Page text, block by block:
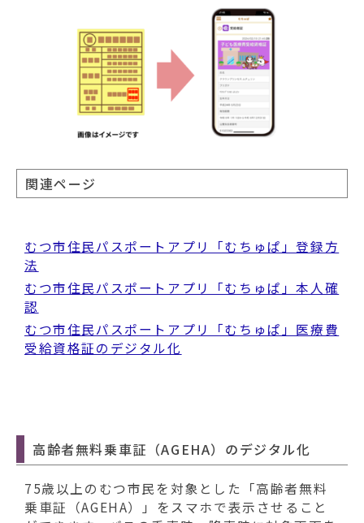
関連ページ
むつ市住民パスポートアプリ「むちゅぱ」登録方
法
むつ市住民パスポートアプリ「むちゅぱ」本人確
認
むつ市住民パスポートアプリ「むちゅぱ」医療費
受給資格証のデジタル化
高齢者無料乗車証（AGEHA）のデジタル化
75歳以上のむつ市民を対象とした「高齢者無料
乗車証（AGEHA）」をスマホで表示させること